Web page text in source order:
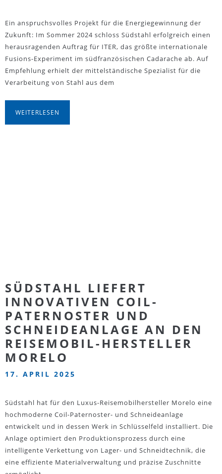
Ein anspruchsvolles Projekt für die Energiegewinnung der
Zukunft: Im Sommer 2024 schloss Südstahl erfolgreich einen
herausragenden Auftrag für ITER, das größte internationale
Fusions-Experiment im südfranzösischen Cadarache ab. Auf
Empfehlung erhielt der mittelständische Spezialist für die
Verarbeitung von Stahl aus dem
WEITERLESEN
SÜDSTAHL LIEFERT
INNOVATIVEN COIL-
PATERNOSTER UND
SCHNEIDEANLAGE AN DEN
REISEMOBIL-HERSTELLER
MORELO
17. APRIL 2025
Südstahl hat für den Luxus-Reisemobilhersteller Morelo eine
hochmoderne Coil-Paternoster- und Schneideanlage
entwickelt und in dessen Werk in Schlüsselfeld installiert. Die
Anlage optimiert den Produktionsprozess durch eine
intelligente Verkettung von Lager- und Schneidtechnik, die
eine effiziente Materialverwaltung und präzise Zuschnitte